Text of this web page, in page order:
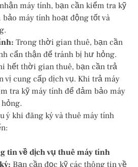
máy tính, bạn cần kiểm tra kỹ
máy tính hoạt động tốt và
Trong thời gian thuê, bạn cần
cẩn thận để tránh bị hư hỏng.
hết thời gian thuê, bạn cần trả
vị cung cấp dịch vụ. Khi trả máy
tra kỹ máy tính để đảm bảo máy
ý khi đăng ký và thuê máy tính
tin về dịch vụ thuê máy tính
Bạn cần đọc kỹ các thông tin về